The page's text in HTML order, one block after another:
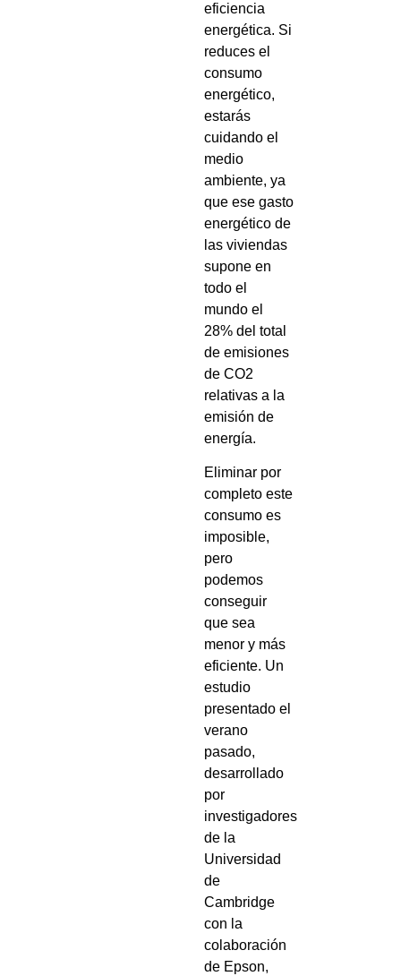
eficiencia
energética. Si
reduces el
consumo
energético,
estarás
cuidando el
medio
ambiente, ya
que ese gasto
energético de
las viviendas
supone en
todo el
mundo el
28% del total
de emisiones
de CO2
relativas a la
emisión de
energía.
Eliminar por
completo este
consumo es
imposible,
pero
podemos
conseguir
que sea
menor y más
eficiente. Un
estudio
presentado el
verano
pasado,
desarrollado
por
investigadores
de la
Universidad
de
Cambridge
con la
colaboración
de Epson,